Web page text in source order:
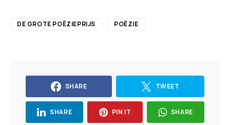
DE GROTE POËZIEPRIJS POËZIE
SHARE TWEET
SHARE PIN IT SHARE